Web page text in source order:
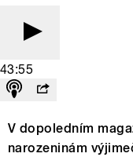
43:55
V dopoledním
narozeninám